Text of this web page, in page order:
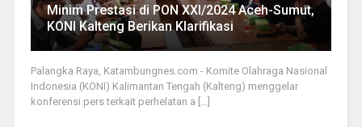
Minim Prestasi di PON XXI/2024 Aceh-Sumut,
KONI Kalteng Berikan Klarifikasi
Palangka Raya, Katambungnes.com - Komite Olahraga Nasional
Indonesia (KONI) Kalimantan Tengah (Kalteng) menggelar
konferensi pers terkait perhelatan a [...]